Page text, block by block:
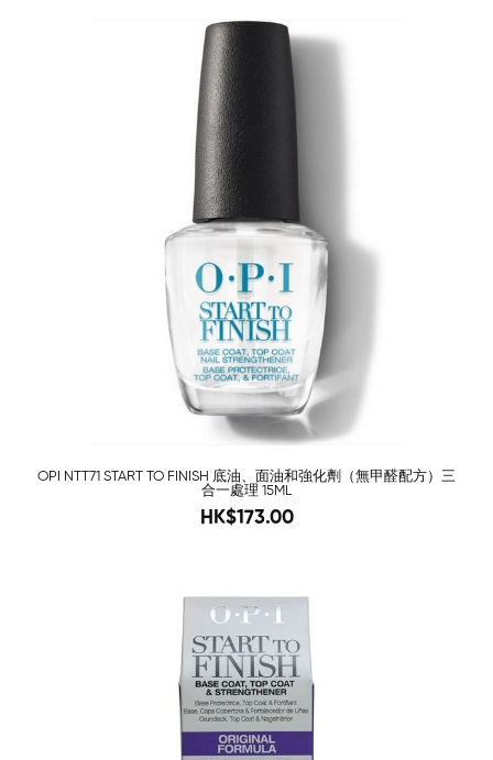
OPI NTT71 START TO FINISH 底油、面油和強化劑（無甲醛配方）三
合一處理 15ML
208
HK$173.00